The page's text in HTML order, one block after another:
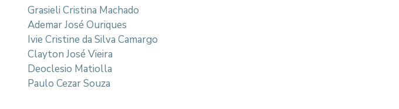
Grasieli Cristina Machado
Ademar José Ouriques
Ivie Cristine da Silva Camargo
Clayton José Vieira
Deoclesio Matiolla
Paulo Cezar Souza